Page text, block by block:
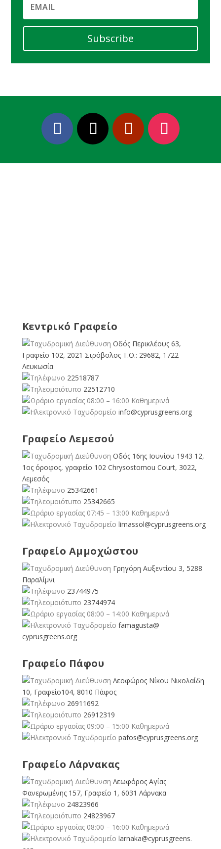
Subscribe
Κεντρικό Γραφείο
Οδός Περικλέους 63,
Γραφείο 102, 2021 Στρόβολος Τ.Θ.: 29682, 1722
Λευκωσία
22518787
22512710
08:00 – 16:00 Καθημερινά
info@cyprusgreens.org
Γραφείο Λεμεσού
Οδός 16ης Ιουνίου 1943 12,
1ος όροφος, γραφείο 102 Chrysostomou Court, 3022,
Λεμεσός
25342661
25342665
07:45 – 13:00 Καθημερινά
limassol@cyprusgreens.org
Γραφείο Αμμοχώστου
Γρηγόρη Αυξεντίου 3, 5288
Παραλίμνι
23744975
23744974
08:00 – 14:00 Καθημερινά
famagusta@
cyprusgreens.org
Γραφείο Πάφου
Λεοφώρος Νίκου Νικολαίδη
10, Γραφείο104, 8010 Πάφος
26911692
26912319
09:00 – 15:00 Καθημερινά
pafos@cyprusgreens.org
Γραφείο Λάρνακας
Λεωφόρος Αγίας
Φανερωμένης 157, Γραφείο 1, 6031 Λάρνακα
24823966
24823967
08:00 – 16:00 Καθημερινά
larnaka@cyprusgreens.